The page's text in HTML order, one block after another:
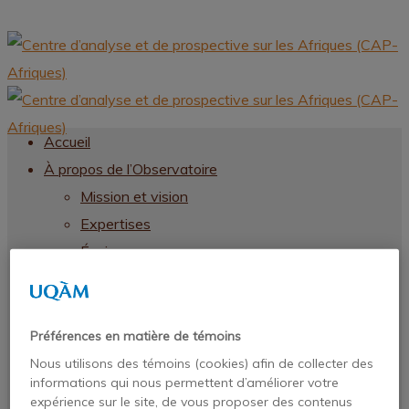
Accueil
À propos de l’Observatoire
Mission et vision
Expertises
Équipe
Chercheurs
Par regroupement thématique
SOMMAIRE DE TOUS LES CONTACTS
CHERCHEURS
Préférences en matière de témoins
Nous utilisons des témoins (cookies) afin de collecter des
informations qui nous permettent d’améliorer votre
expérience sur le site, de vous proposer des contenus